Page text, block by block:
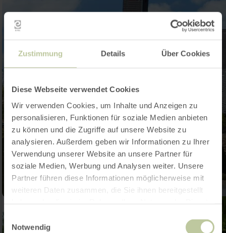
Zustimmung Details Über Cookies
Diese Webseite verwendet Cookies
Wir verwenden Cookies, um Inhalte und Anzeigen zu
personalisieren, Funktionen für soziale Medien anbieten
zu können und die Zugriffe auf unsere Website zu
analysieren. Außerdem geben wir Informationen zu Ihrer
Verwendung unserer Website an unsere Partner für
soziale Medien, Werbung und Analysen weiter. Unsere
Partner führen diese Informationen möglicherweise mit
weiteren Daten zusammen, die Sie ihnen bereitgestellt
Einwilligungsauswahl
Notwendig